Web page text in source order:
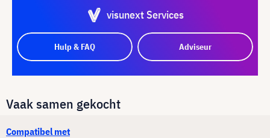
visunext Services
Hulp & FAQ Adviseur
Vaak samen gekocht
Compatibel met